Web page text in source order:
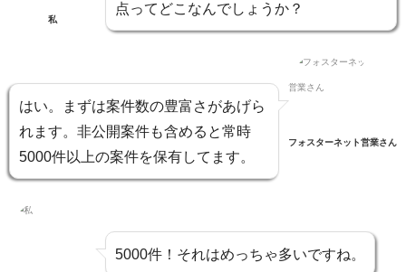
私
点ってどこなんでしょうか？
はい。まずは案件数の豊富さがあげら
れます。非公開案件も含めると常時
5000件以上の案件を保有してます。
フォスターネット営業さん
5000件！ それはめっちゃ多いですね。